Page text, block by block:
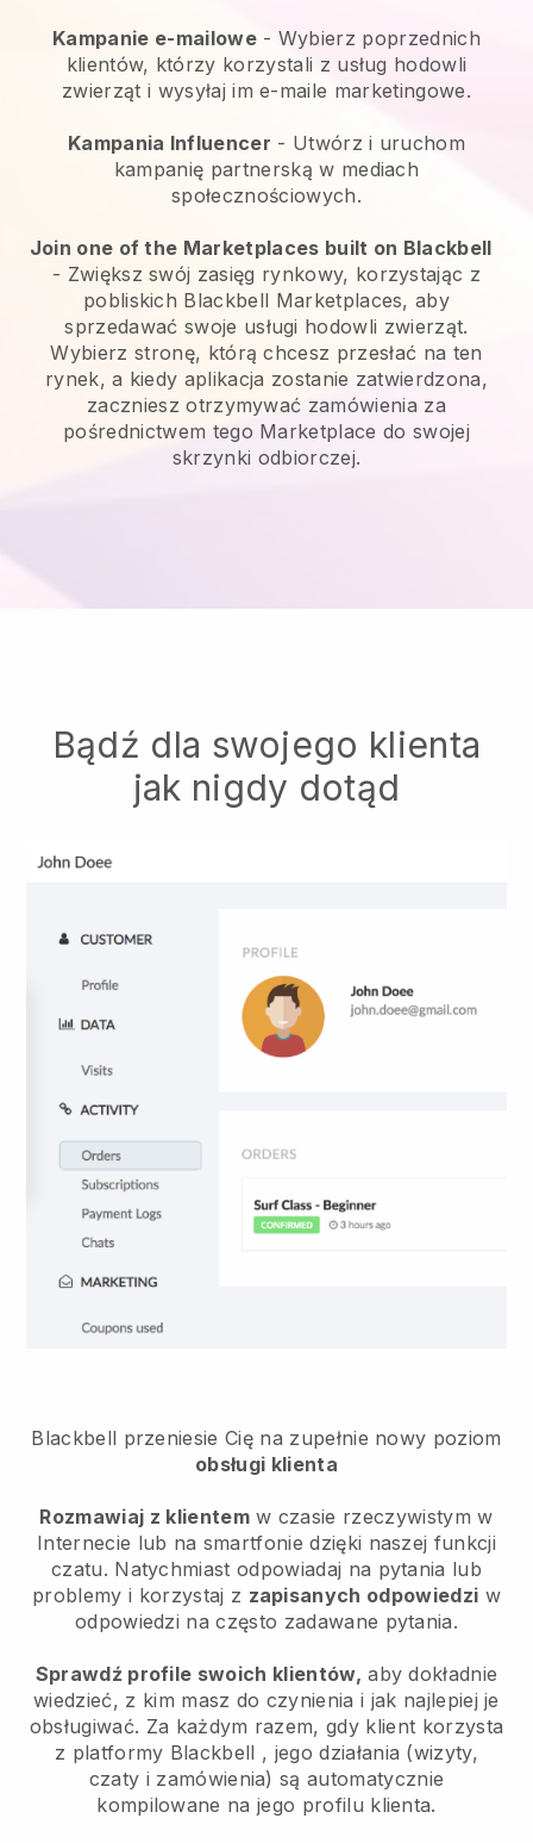
Kampanie e-mailowe- Wybierz poprzednich
klientów, którzy korzystali z usług hodowli
zwierząt i wysyłaj im e-maile marketingowe.
Kampania Influencer - Utwórz i uruchom
kampanię partnerską w mediach
społecznościowych.
Join one of the Marketplaces built on Blackbell
- Zwiększ swój zasięg rynkowy, korzystając z
pobliskich Blackbell Marketplaces, aby
sprzedawać swoje usługi hodowli zwierząt.
Wybierz stronę, którą chcesz przesłać na ten
rynek, a kiedy aplikacja zostanie zatwierdzona,
zaczniesz otrzymywać zamówienia za
pośrednictwem tego Marketplace do swojej
skrzynki odbiorczej.
Bądź dla swojego klienta
jak nigdy dotąd
Blackbell przeniesie Cię na zupełnie nowy poziom
obsługi klienta
Rozmawiaj z klientemw czasie rzeczywistym w
Internecie lub na smartfonie dzięki naszej funkcji
czatu. Natychmiast odpowiadaj na pytania lub
problemy i korzystaj z zapisanych odpowiedzi w
odpowiedzi na często zadawane pytania.
Sprawdź profile swoich klientów, aby dokładnie
wiedzieć, z kim masz do czynienia i jak najlepiej je
obsługiwać. Za każdym razem, gdy klient korzysta
z platformy Blackbell , jego działania (wizyty,
czaty i zamówienia) są automatycznie
kompilowane na jego profilu klienta.